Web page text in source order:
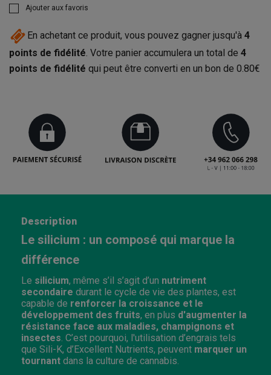
Ajouter aux favoris
En achetant ce produit, vous pouvez gagner jusqu'à 4
points de fidélité. Votre panier accumulera un total de 4
points de fidélité qui peut être converti en un bon de 0.80€
Description
Le silicium : un composé qui marque la
différence
Le silicium, même s’il s’agit d’un nutriment
secondaire durant le cycle de vie des plantes, est
capable de renforcer la croissance et le
développement des fruits, en plus d'augmenter la
résistance face aux maladies, champignons et
insectes . C’est pourquoi, l'utilisation d’engrais tels
que Sili-K, d’Excellent Nutrients, peuvent marquer un
tournant dans la culture de cannabis.